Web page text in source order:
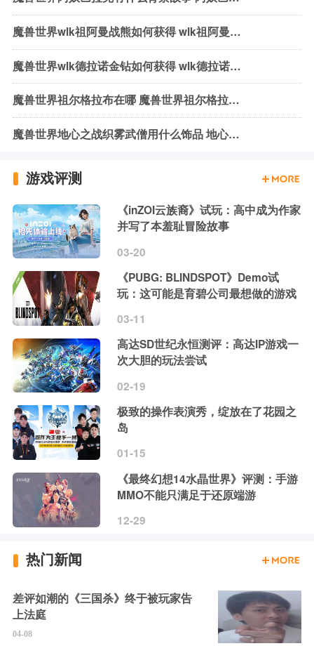
魔兽世界wlk祖阿曼战熊如何获得 wlk祖阿曼战熊获取方式介绍
魔兽世界wlk德拉诺金钻如何获得 wlk德拉诺金钻获取方法介绍
魔兽世界祖尔格拉布在哪 魔兽世界祖尔格拉布位置介绍
魔兽世界地心之战织雾武僧用什么饰品 地心之战织雾武僧饰品推荐
游戏评测
《inZOI云族裔》试玩：高中成为作家
并写了本羞耻冒险故事
03-20
《PUBG: BLINDSPOT》Demo试
玩：这可能是育碧公司最想做的游戏
03-11
高达SD世纪永恒测评：高达IP游戏一
次大胆的玩法尝试
02-19
极致的操作表演秀，绽放在了花园之
岛
01-15
《最终幻想14水晶世界》评测：手游
MMO不能只满足于还原端游
12-29
热门新闻
差评如潮的《三国杀》终于被玩家告
上法庭
04-08